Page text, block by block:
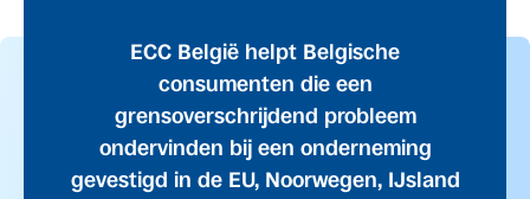
ECC België helpt Belgische
consumenten die een
grensoverschrijdend probleem
ondervinden bij een onderneming
gevestigd in de EU, Noorwegen, IJsland